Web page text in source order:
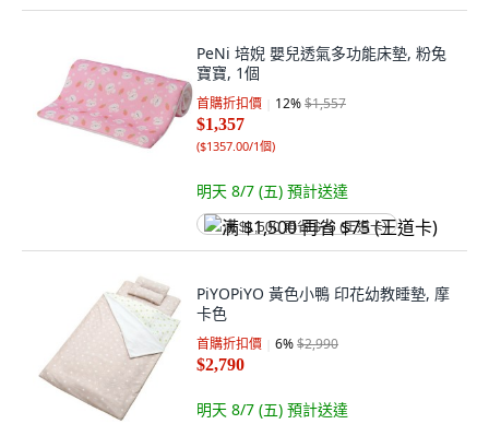
PeNi 培婗 嬰兒透氣多功能床墊, 粉兔
寶寶, 1個
首購折扣價 12%$1,557
$1,357
($1357.00/1個)
明天 8/7 (五) 預計送達
满 $1,500 再省 $75 (王道卡)
PiYOPiYO 黃色小鴨 印花幼教睡墊, 摩
卡色
首購折扣價 6%$2,990
$2,790
明天 8/7 (五) 預計送達